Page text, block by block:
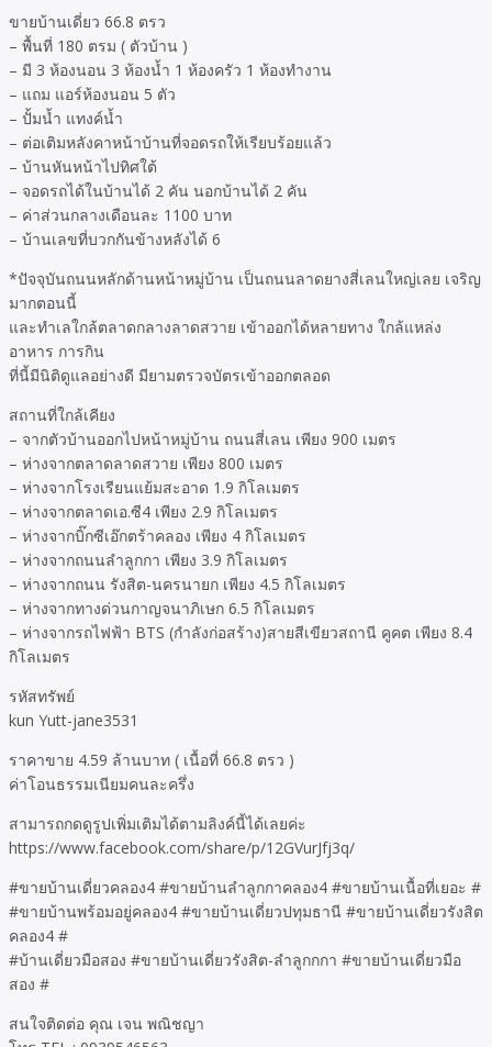
ขายบ้านเดี่ยว 66.8 ตรว
– พื้นที่ 180 ตรม ( ตัวบ้าน )
– มี 3 ห้องนอน 3 ห้องน้ำ 1 ห้องครัว 1 ห้องทำงาน
– แถม แอร์ห้องนอน 5 ตัว
– ปั้มน้ำ แทงค์น้ำ
– ต่อเติมหลังคาหน้าบ้านที่จอดรถให้เรียบร้อยแล้ว
– บ้านหันหน้าไปทิศใต้
– จอดรถได้ในบ้านได้ 2 คัน นอกบ้านได้ 2 คัน
– ค่าส่วนกลางเดือนละ 1100 บาท
– บ้านเลขที่บวกกันข้างหลังได้ 6
*ปัจจุบันถนนหลักด้านหน้าหมู่บ้าน เป็นถนนลาดยางสี่เลนใหญ่เลย เจริญ
มากตอนนี้
และทำเลใกล้ตลาดกลางลาดสวาย เข้าออกได้หลายทาง ใกล้แหล่ง
อาหาร การกิน
ที่นี้มีนิติดูแลอย่างดี มียามตรวจบัตรเข้าออกตลอด
สถานที่ใกล้เคียง
– จากตัวบ้านออกไปหน้าหมู่บ้าน ถนนสี่เลน เพียง 900 เมตร
– ห่างจากตลาดลาดสวาย เพียง 800 เมตร
– ห่างจากโรงเรียนแย้มสะอาด 1.9 กิโลเมตร
– ห่างจากตลาดเอ.ซี4 เพียง 2.9 กิโลเมตร
– ห่างจากบิ๊กซีเอ๊กตร้าคลอง เพียง 4 กิโลเมตร
– ห่างจากถนนลำลูกกา เพียง 3.9 กิโลเมตร
– ห่างจากถนน รังสิต-นครนายก เพียง 4.5 กิโลเมตร
– ห่างจากทางด่วนกาญจนาภิเษก 6.5 กิโลเมตร
– ห่างจากรถไฟฟ้า BTS (กำลังก่อสร้าง)สายสีเขียวสถานี คูคต เพียง 8.4
กิโลเมตร
รหัสทรัพย์
kun Yutt-jane3531
ราคาขาย 4.59 ล้านบาท ( เนื้อที่ 66.8 ตรว )
ค่าโอนธรรมเนียมคนละครึ่ง
สามารถกดดูรูปเพิ่มเติมได้ตามลิงค์นี้ได้เลยค่ะ
https://www.facebook.com/share/p/12GVurJfj3q/
#ขายบ้านเดี่ยวคลอง4 #ขายบ้านลำลูกกาคลอง4 #ขายบ้านเนื้อที่เยอะ #
#ขายบ้านพร้อมอยู่คลอง4 #ขายบ้านเดี่ยวปทุมธานี #ขายบ้านเดี่ยวรังสิต
คลอง4 #
#บ้านเดี่ยวมือสอง #ขายบ้านเดี่ยวรังสิต-ลำลูกกกา #ขายบ้านเดี่ยวมือ
สอง #
สนใจติดต่อ คุณ เจน พณิชญา